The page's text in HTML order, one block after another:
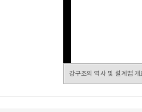
강구조의 역사 및 설계법